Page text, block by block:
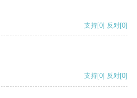
支持[0] 反对[0]
支持[0] 反对[0]